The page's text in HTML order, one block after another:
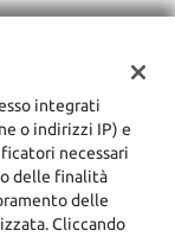
integrati
o indirizzi IP) e
necessari
delle finalità
delle
Cliccando